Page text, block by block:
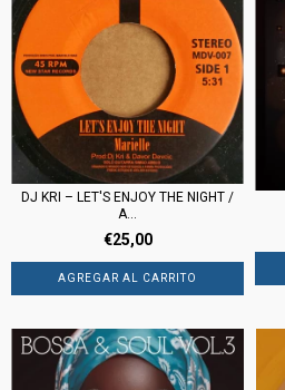
DJ KRI ‎– LET'S ENJOY THE NIGHT /
A...
€25,00